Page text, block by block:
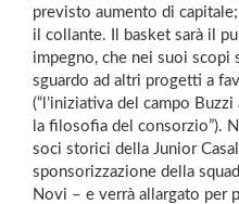
previsto aumento di
il collante. Il basket sarà il
impegno, che nei suoi scopi
sguardo ad altri progetti a
(“l’iniziativa del campo
la filosofia del consorzio”).
soci storici della Junior
sponsorizzazione della
Novi – e verrà allargato per